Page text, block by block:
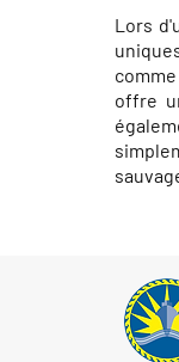
Lors
offre